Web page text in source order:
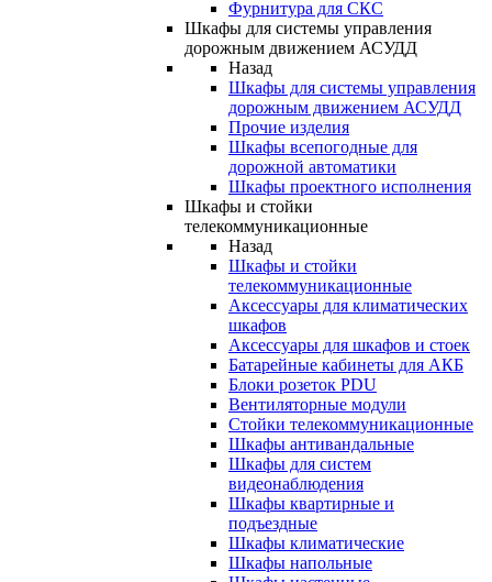
Фурнитура для СКС
Шкафы для системы управления
дорожным движением АСУДД
Назад
Шкафы для системы управления
дорожным движением АСУДД
Прочие изделия
Шкафы всепогодные для
дорожной автоматики
Шкафы проектного исполнения
Шкафы и стойки
телекоммуникационные
Назад
Шкафы и стойки
телекоммуникационные
Аксессуары для климатических
шкафов
Аксессуары для шкафов и стоек
Батарейные кабинеты для АКБ
Блоки розеток PDU
Вентиляторные модули
Стойки телекоммуникационные
Шкафы антивандальные
Шкафы для систем
видеонаблюдения
Шкафы квартирные и
подъездные
Шкафы климатические
Шкафы напольные